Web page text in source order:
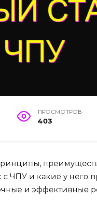
ПРОСМОТРОВ
403
с ЧПУ и какие у него
и эффективные